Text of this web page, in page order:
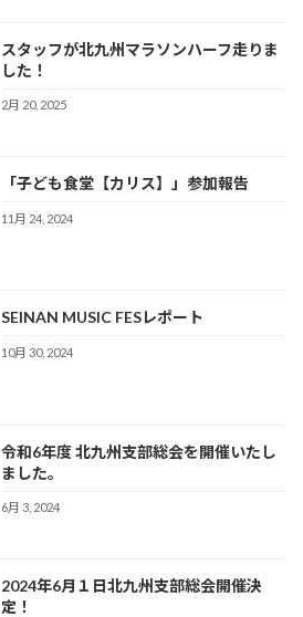
スタッフが北九州マラソンハーフ走りま
した！
2月 20, 2025
「子ども食堂【カリス】」参加報告
11月 24, 2024
SEINAN MUSIC FESレポート
10月 30, 2024
令和6年度 北九州支部総会を開催いたし
ました。
6月 3, 2024
2024年6月１日北九州支部総会開催決
定！